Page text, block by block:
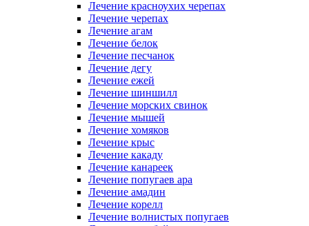
Лечение красноухих черепах
Лечение черепах
Лечение агам
Лечение белок
Лечение песчанок
Лечение дегу
Лечение ежей
Лечение шиншилл
Лечение морских свинок
Лечение мышей
Лечение хомяков
Лечение крыс
Лечение какаду
Лечение канареек
Лечение попугаев ара
Лечение амадин
Лечение корелл
Лечение волнистых попугаев